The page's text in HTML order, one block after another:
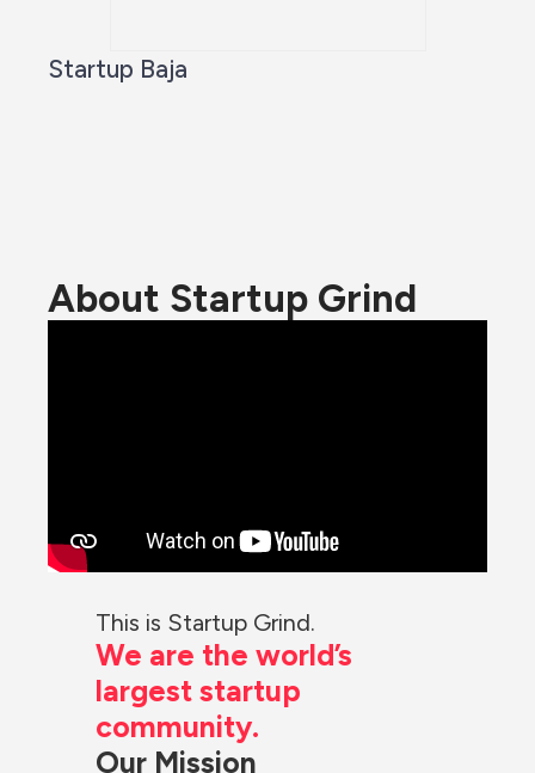
Startup Baja
About Startup Grind
This is Startup Grind.
We are the world’s
largest startup
community.
Our Mission